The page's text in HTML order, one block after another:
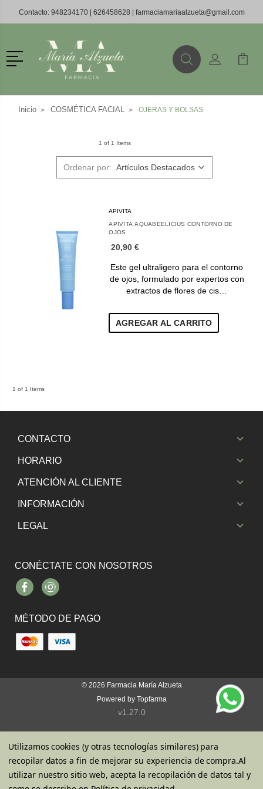
Contacto: 948234170| 626458628 | farmaciamariaalzueta@gmail.com
Menú
BuscarMi Cuenta
Mi
Inicio COSMÉTICA FACIAL OJERAS Y BOLSAS
1 of 1 Items
Ordenar por:
APIVITA
APIVITA AQUABEELICIUS CONTORNO DE
OJOS
20,90 €
Este gel ultraligero para el contorno
de ojos, formulado por expertos con
extractos de flores de cis…
AGREGAR AL CARRITO
1 of 1 Items
CONTACTO
HORARIO
ATENCIÓN AL CLIENTE
INFORMACIÓN
LEGAL
CONÉCTATE CON NOSOTROS
FacebookInstagram
MÉTODO DE PAGO
© 2026 Farmacia María Alzueta
Powered by Topfarma
v1.27.0
Utilizamos cookies (y otras tecnologías similares) para
recopilar datos a fin de mejorar su experiencia de compra.Al
utilizar nuestro sitio web, acepta la recopilación de datos tal y